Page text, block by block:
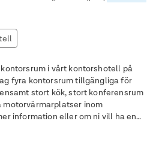
i vårt kontorshotell på
fyra kontorsrum tillgängliga för
stort kök, stort konferensrum
motorvärmarplatser inom